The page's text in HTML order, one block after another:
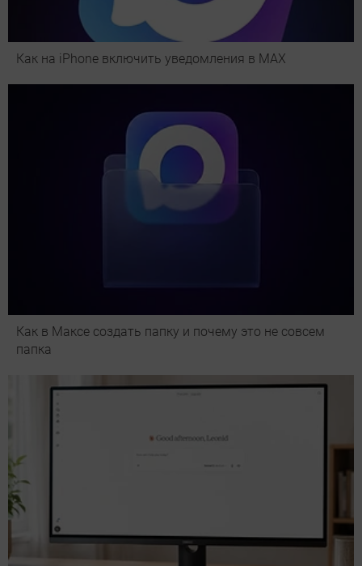
Как на iPhone включить уведомления в MAX
Как в Максе создать папку и почему это не совсем
папка